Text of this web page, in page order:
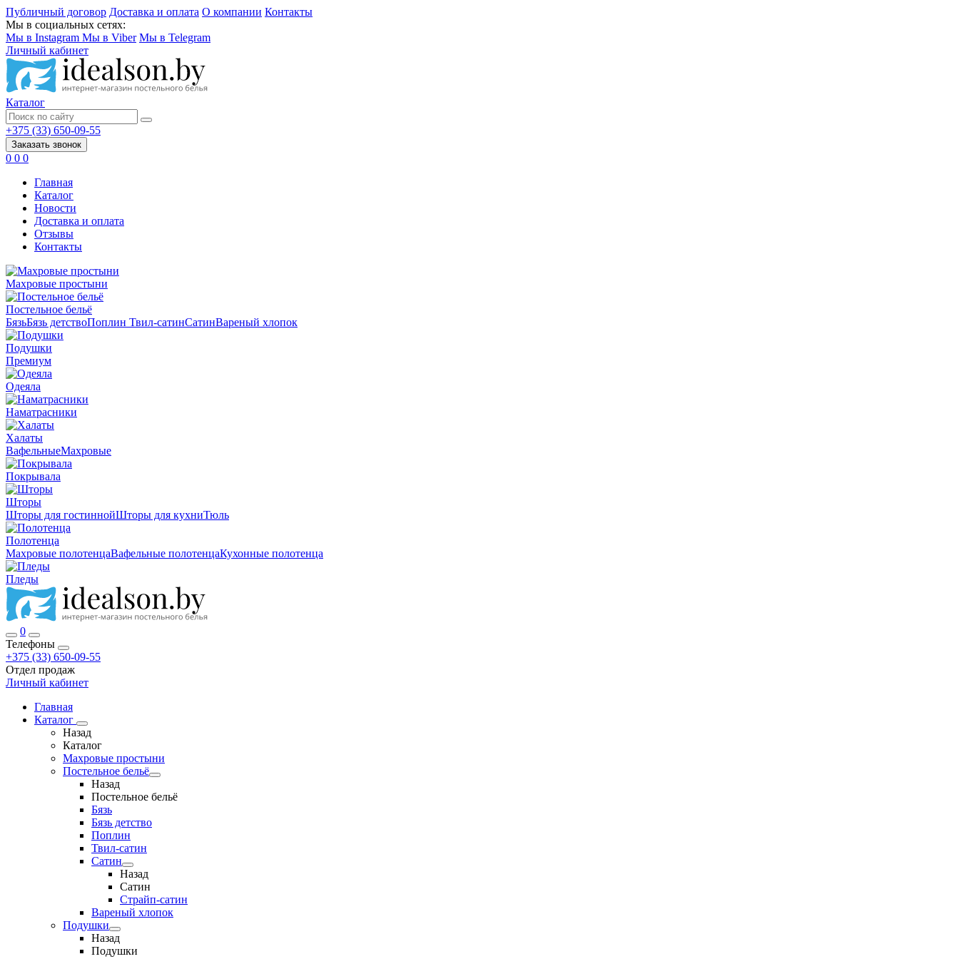
Публичный договор Доставка и оплата О компании Контакты
Мы в социальных сетях:
Мы в Instagram Мы в Viber Мы в Telegram
Личный кабинет
Каталог
+375 (33) 650-09-55
Заказать звонок
0 0 0
Главная
Каталог
Новости
Доставка и оплата
Отзывы
Контакты
Махровые простыни
Постельное бельё
БязьБязь детствоПоплин Твил-сатинСатинВареный хлопок
Подушки
Премиум
Одеяла
Наматрасники
Халаты
ВафельныеМахровые
Покрывала
Шторы
Шторы для гостиннойШторы для кухниТюль
Полотенца
Махровые полотенцаВафельные полотенцаКухонные полотенца
Пледы
0
Телефоны
+375 (33) 650-09-55
Отдел продаж
Личный кабинет
Главная
Каталог
Назад
Каталог
Махровые простыни
Постельное бельё
Назад
Постельное бельё
Бязь
Бязь детство
Поплин
Твил-сатин
Сатин
Назад
Сатин
Страйп-сатин
Вареный хлопок
Подушки
Назад
Подушки